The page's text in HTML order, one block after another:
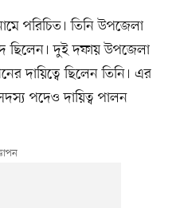
পরিচিত। তিনি উপজেলা
ছিলেন। দুই দফায় উপজেলা
দায়িত্বে ছিলেন তিনি। এর
পদেও দায়িত্ব পালন